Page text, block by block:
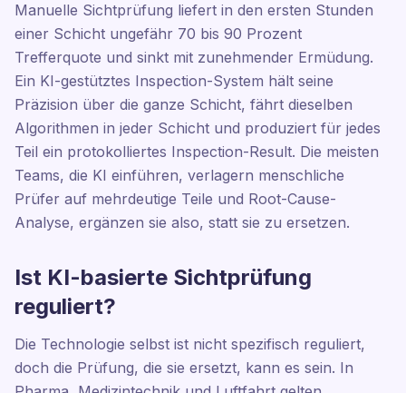
Manuelle Sichtprüfung liefert in den ersten Stunden
einer Schicht ungefähr 70 bis 90 Prozent
Trefferquote und sinkt mit zunehmender Ermüdung.
Ein KI-gestütztes Inspection-System hält seine
Präzision über die ganze Schicht, fährt dieselben
Algorithmen in jeder Schicht und produziert für jedes
Teil ein protokolliertes Inspection-Result. Die meisten
Teams, die KI einführen, verlagern menschliche
Prüfer auf mehrdeutige Teile und Root-Cause-
Analyse, ergänzen sie also, statt sie zu ersetzen.
Ist KI-basierte Sichtprüfung
reguliert?
Die Technologie selbst ist nicht spezifisch reguliert,
doch die Prüfung, die sie ersetzt, kann es sein. In